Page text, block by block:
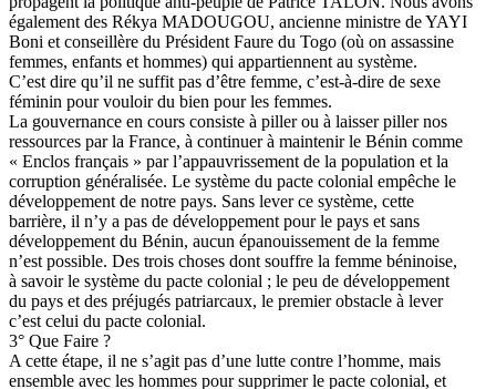
également des Rékya MADOUGOU, ancienne ministre de YAYI
Boni et conseillère du Président Faure du Togo (où on assassine
femmes, enfants et hommes) qui appartiennent au système.
C’est dire qu’il ne suffit pas d’être femme, c’est-à-dire de sexe
féminin pour vouloir du bien pour les femmes.
La gouvernance en cours consiste à piller ou à laisser piller nos
ressources par la France, à continuer à maintenir le Bénin comme
« Enclos français » par l’appauvrissement de la population et la
corruption généralisée. Le système du pacte colonial empêche le
développement de notre pays. Sans lever ce système, cette
barrière, il n’y a pas de développement pour le pays et sans
développement du Bénin, aucun épanouissement de la femme
n’est possible. Des trois choses dont souffre la femme béninoise,
à savoir le système du pacte colonial ; le peu de développement
du pays et des préjugés patriarcaux, le premier obstacle à lever
c’est celui du pacte colonial.
3° Que Faire ?
A cette étape, il ne s’agit pas d’une lutte contre l’homme, mais
ensemble avec les hommes pour supprimer le pacte colonial, et